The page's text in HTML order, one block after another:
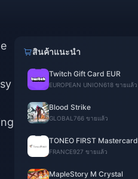
สินค้าแนะนำ
Twitch Gift Card EUR
EUROPEAN UNION618 ขายแล้ว
Blood Strike
GLOBAL 766 ขายแล้ว
TONEO FIRST Mastercard
FRANCE927 ขายแล้ว
MapleStory M Crystal